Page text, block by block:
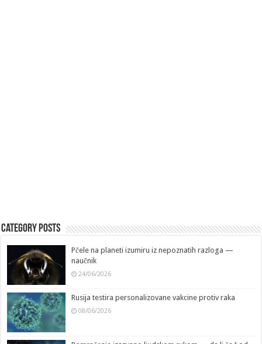
Category Posts
Pčele na planeti izumiru iz nepoznatih razloga —
naučnik
24/06/2026
Rusija testira personalizovane vakcine protiv raka
08/06/2026